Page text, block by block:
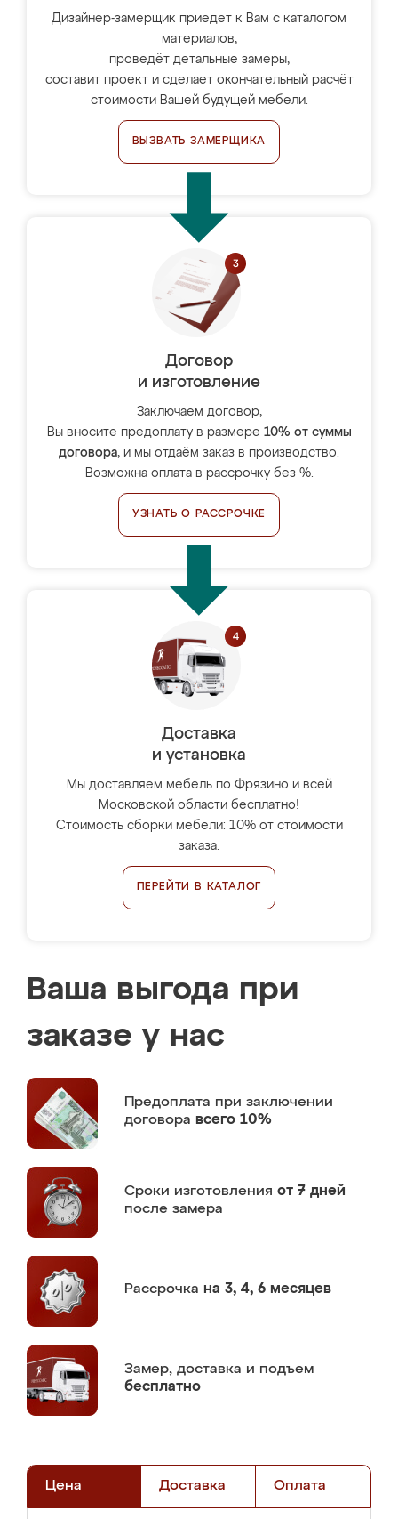
Дизайнер-замерщик приедет к Вам с каталогом
материалов,
проведёт детальные замеры,
составит проект и сделает окончательный расчёт
стоимости Вашей будущей мебели.
ВЫЗВАТЬ ЗАМЕРЩИКА
Договор
и изготовление
Заключаем договор,
Вы вносите предоплату в размере 10% от суммы
договора, и мы отдаём заказ в производство.
Возможна оплата в рассрочку без %.
УЗНАТЬ О РАССРОЧКЕ
Доставка
и установка
Мы доставляем мебель по Фрязино и всей
Московской области бесплатно!
Стоимость сборки мебели: 10% от стоимости
заказа.
ПЕРЕЙТИ В КАТАЛОГ
Ваша выгода при
заказе у нас
Предоплата при заключении
договора всего 10%
Сроки изготовления от 7 дней
после замера
Рассрочка на 3, 4, 6 месяцев
Замер, доставка и подъем
бесплатно
Цена Доставка Оплата